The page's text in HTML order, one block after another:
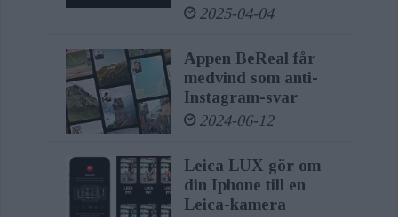
2025-04-04
Appen BeReal får
medvind som anti-
Instagram-svar
2024-06-12
Leica LUX gör om
din Iphone till en
Leica-kamera